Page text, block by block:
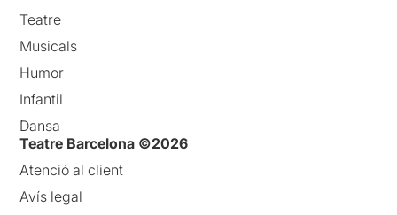
Teatre
Musicals
Humor
Infantil
Dansa
Teatre Barcelona ©2026
Atenció al client
Avís legal